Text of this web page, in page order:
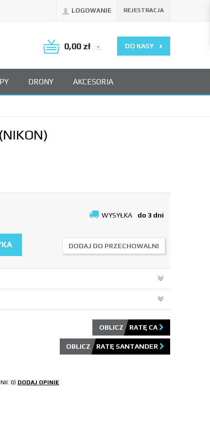
LOGOWANIE REJESTRACJA
0,00 zł DO KASY
DRONY AKCESORIA
WYSYŁKA do 3 dni
DODAJ DO PRZECHOWALNI
OBLICZ RATĘ CA
OBLICZ RATĘ SANTANDER
0) DODAJ OPINIĘ